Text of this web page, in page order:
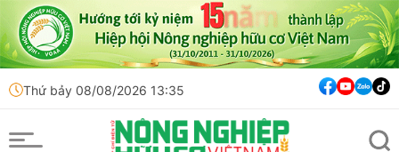
Thứ bảy 08/08/2026 13:35